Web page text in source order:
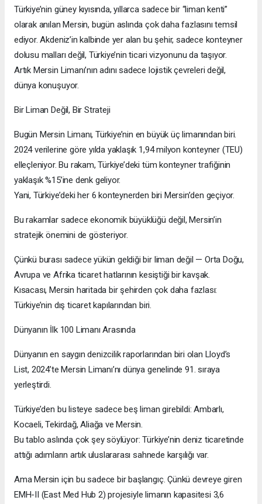
Türkiye’nin güney kıyısında, yıllarca sadece bir “liman kenti”
olarak anılan Mersin, bugün aslında çok daha fazlasını temsil
ediyor. Akdeniz’in kalbinde yer alan bu şehir, sadece konteyner
dolusu malları değil, Türkiye’nin ticari vizyonunu da taşıyor.
Artık Mersin Limanı’nın adını sadece lojistik çevreleri değil,
dünya konuşuyor.
Bir Liman Değil, Bir Strateji
Bugün Mersin Limanı, Türkiye’nin en büyük üç limanından biri.
2024 verilerine göre yılda yaklaşık 1,94 milyon konteyner (TEU)
elleçleniyor. Bu rakam, Türkiye’deki tüm konteyner trafiğinin
yaklaşık %15’ine denk geliyor.
Yani, Türkiye’deki her 6 konteynerden biri Mersin’den geçiyor.
Bu rakamlar sadece ekonomik büyüklüğü değil, Mersin’in
stratejik önemini de gösteriyor.
Çünkü burası sadece yükün geldiği bir liman değil — Orta Doğu,
Avrupa ve Afrika ticaret hatlarının kesiştiği bir kavşak.
Kısacası, Mersin haritada bir şehirden çok daha fazlası:
Türkiye’nin dış ticaret kapılarından biri.
Dünyanın İlk 100 Limanı Arasında
Dünyanın en saygın denizcilik raporlarından biri olan Lloyd’s
List, 2024’te Mersin Limanı’nı dünya genelinde 91. sıraya
yerleştirdi.
Türkiye’den bu listeye sadece beş liman girebildi: Ambarlı,
Kocaeli, Tekirdağ, Aliağa ve Mersin.
Bu tablo aslında çok şey söylüyor: Türkiye’nin deniz ticaretinde
attığı adımların artık uluslararası sahnede karşılığı var.
Ama Mersin için bu sadece bir başlangıç. Çünkü devreye giren
EMH-II (East Med Hub 2) projesiyle limanın kapasitesi 3,6